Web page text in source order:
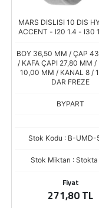
MARS DISLISI 10 DIS
ACCENT - I20 1.4 - I30
BOY 36,50 MM / ÇAP
/ KAFA ÇAPI 27,80 MM /
10,00 MM / KANAL 8 /
DAR FREZE
BYPART
Stok Kodu : B-UMD-
Stok Miktarı : Stokta
Fiyat
271,80 TL